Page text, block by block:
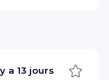
a 13 jours